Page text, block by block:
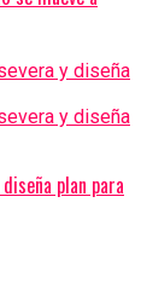
plan para